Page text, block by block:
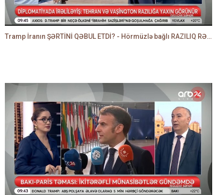
Tramp İranın ŞƏRTİNİ QƏBUL ETDİ? - Hörmüzlə bağlı RAZILIQ RƏSMƏN AÇIQLANIR -BAKİR HƏDƏNBƏYLİ danışır